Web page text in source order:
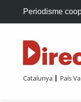
Periodisme
Catalunya País